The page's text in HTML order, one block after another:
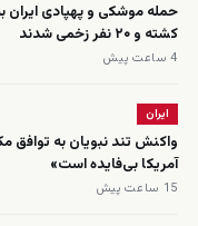
کشته و ۲۰ نفر زخمی شدند
4 ساعت پیش
ایران
واکنش تند نبویان به توافق
آمریکا بی‌فایده است»
15 ساعت پیش